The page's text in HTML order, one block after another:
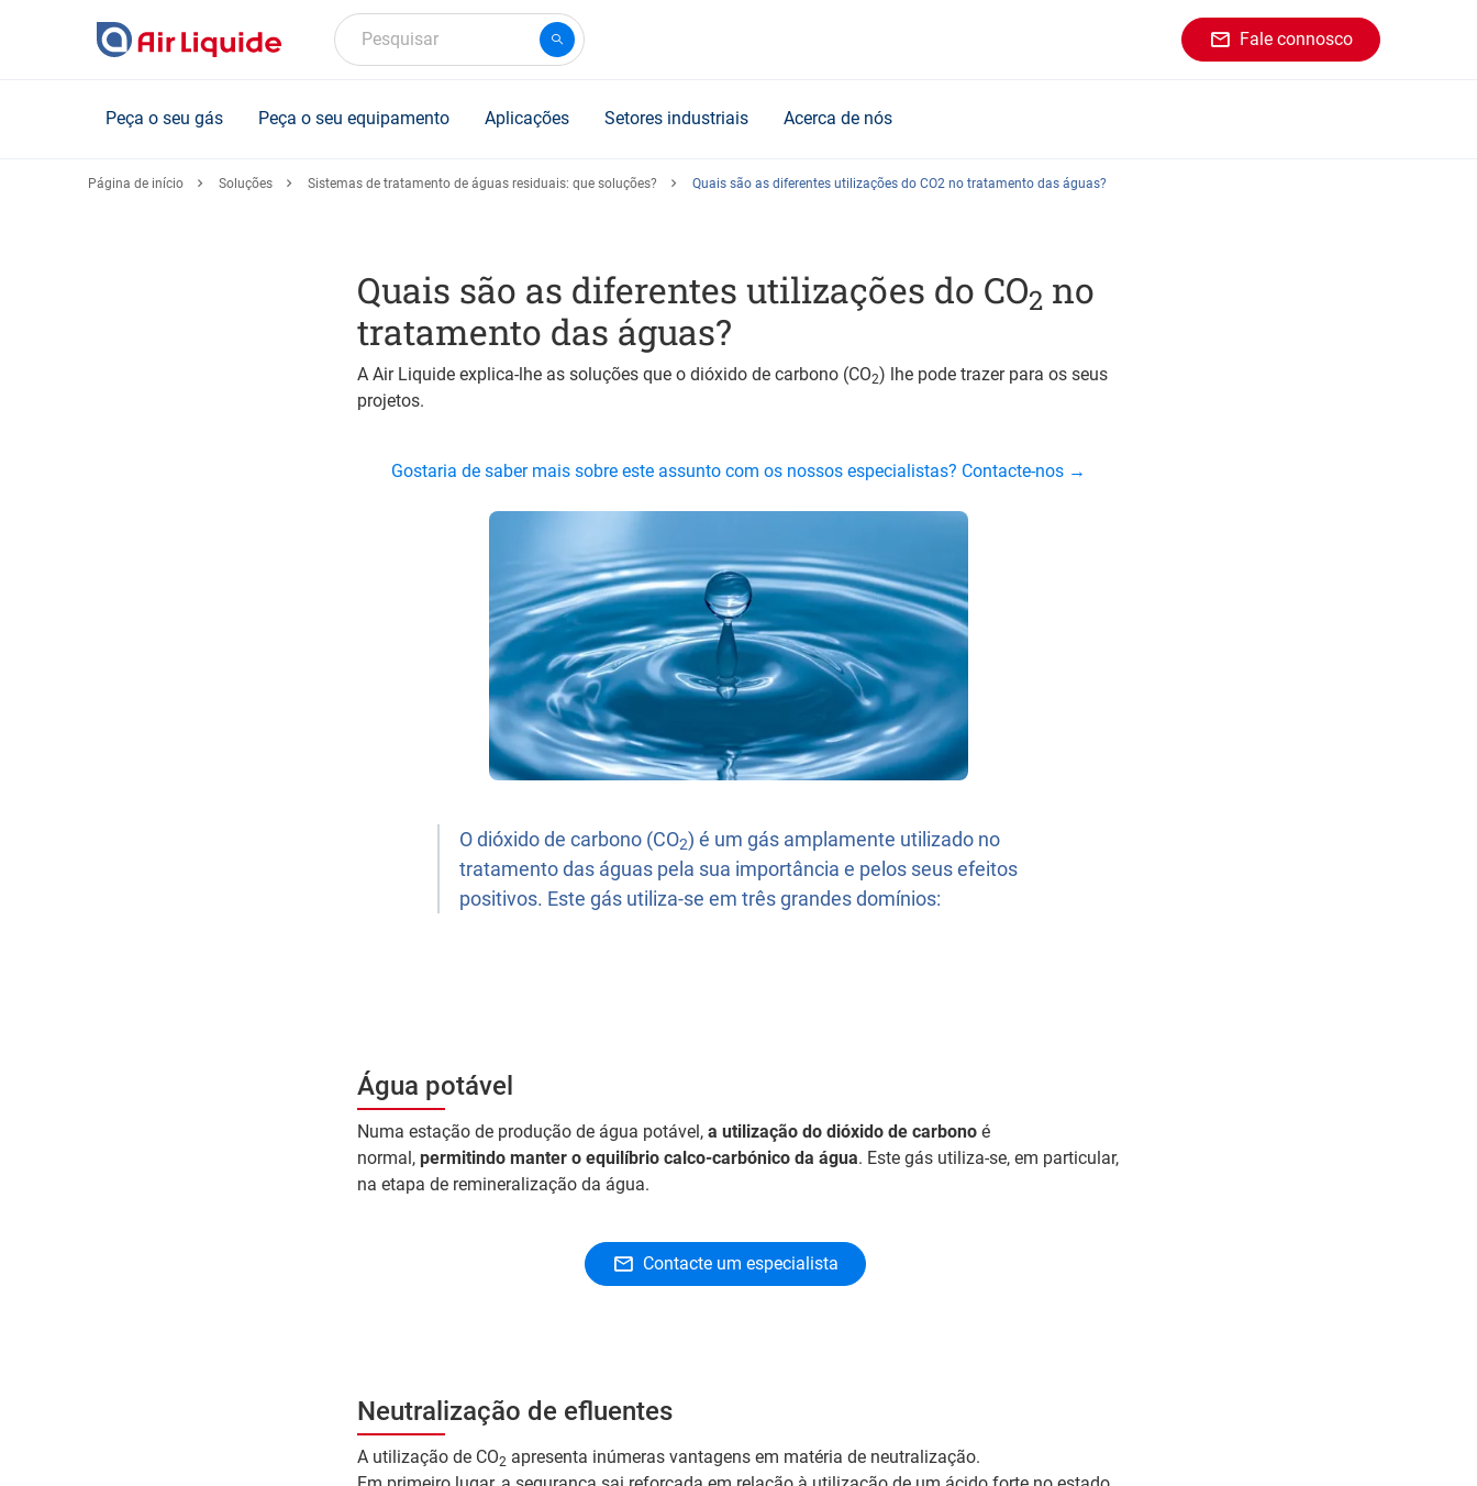
Pesquisar Fale connosco
Peça o seu gás Peça o seu equipamento Aplicações Setores industriais Acerca de nós
Página de início Soluções Sistemas de tratamento de águas residuais: que soluções? Quais são as diferentes utilizações do CO2 no tratamento das águas?
Quais são as diferentes utilizações do CO2 no
tratamento das águas?
A Air Liquide explica-lhe as soluções que o dióxido de carbono (CO2) lhe pode trazer para os seus
projetos.
Gostaria de saber mais sobre este assunto com os nossos especialistas? Contacte-nos →
O dióxido de carbono (CO2) é um gás amplamente utilizado no
tratamento das águas pela sua importância e pelos seus efeitos
positivos. Este gás utiliza-se em três grandes domínios:
Água potável
Numa estação de produção de água potável, a utilização do dióxido de carbonoé
normal, permitindo manter o equilíbrio calco-carbónico da água. Este gás utiliza-se, em particular,
na etapa de remineralização da água.
Contacte um especialista
Neutralização de efluentes
A utilização de CO2 apresenta inúmeras vantagens em matéria de neutralização.